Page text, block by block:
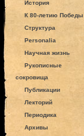
История
К 80-летию Победы
Структура
Personalia
Научная жизнь
Рукописные
сокровища
Публикации
Лекторий
Периодика
Архивы